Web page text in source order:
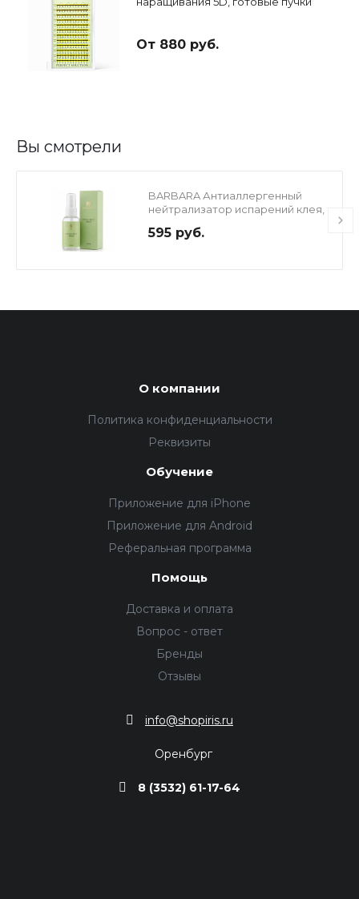
От 880 руб.
Вы смотрели
BARBARA Антиаллергенный
нейтрализатор испарений клея,
595 руб.
О компании
Политика конфиденциальности
Реквизиты
Обучение
Приложение для iPhone
Приложение для Android
Реферальная программа
Помощь
Доставка и оплата
Вопрос - ответ
Бренды
Отзывы
info@shopiris.ru
Оренбург
8 (3532) 61-17-64